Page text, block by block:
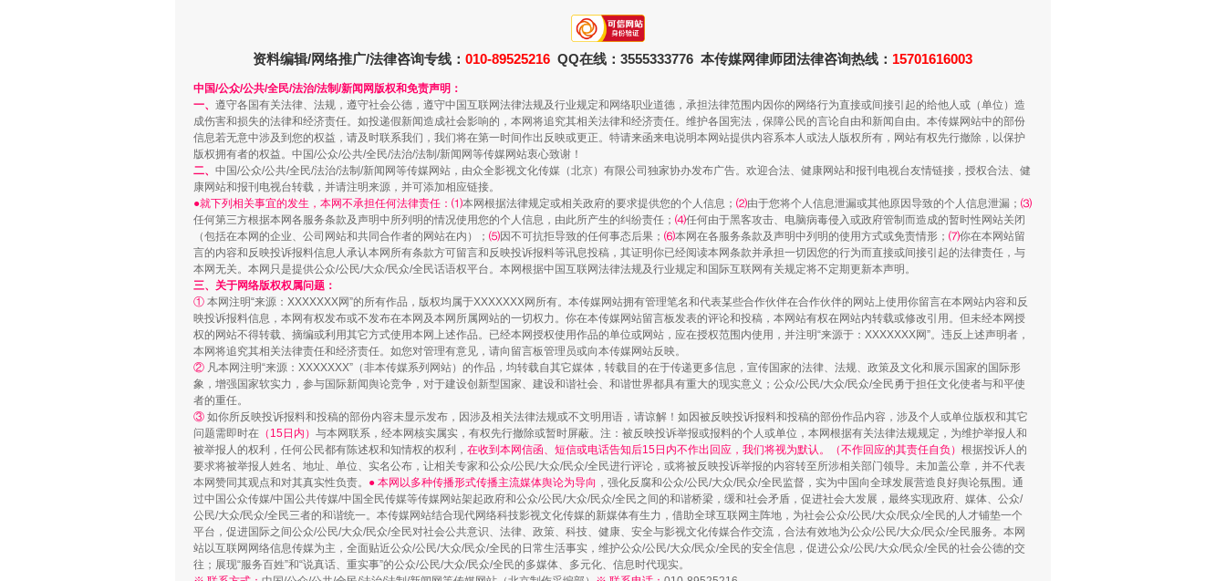
揭批美国五大"原罪" "炒鞋教程"里的骗局 习近平的“航天情”
解纷+调解+退费，一次搞定
珠宝鉴定乱象
重拳出击！专项整治午间酒驾
资料编辑/网络推广/法律咨询专线： 010-89525216 QQ在线：3555333776 本传媒网律师团法律咨询热线： 15701616003
中国/公众/公共/全民/法治/法制/新闻网版权和免责声明：
一、 遵守各国有关法律、法规，遵守社会公德，遵守中国互联网法律法规及行业规定和网络职业道德，承担法律范围内因你的网络行为直接或间接引起的给他人或（单位）造
成伤害和损失的法律和经济责任。如投递假新闻造成社会影响的，本网将追究其相关法律和经济责任。维护各国宪法，保障公民的言论自由和新闻自由。本传媒网站中的部份
信息若无意中涉及到您的权益，请及时联系我们，我们将在第一时间作出反映或更正。特请来函来电说明本网站提供内容系本人或法人版权所有，网站有权先行撤除，以保护
版权拥有者的权益。中国/公众/公共/全民/法治/法制/新闻网等传媒网站衷心致谢！
二、 中国/公众/公共/全民/法治/法制/新闻网等传媒网站，由众全影视文化传媒（北京）有限公司独家协办发布广告。欢迎合法、健康网站和报刊电视台友情链接，授权合法、健
康网站和报刊电视台转载，并请注明来源，并可添加相应链接。
●就下列相关事宜的发生，本网不承担任何法律责任：⑴本网根据法律规定或相关政府的要求提供您的个人信息； ⑵由于您将个人信息泄漏或其他原因导致的个人信息泄漏； ⑶
任何第三方根据本网各服务条款及声明中所列明的情况使用您的个人信息，由此所产生的纠纷责任； ⑷任何由于黑客攻击、电脑病毒侵入或政府管制而造成的暂时性网站关闭
（包括在本网的企业、公司网站和共同合作者的网站在内）； ⑸因不可抗拒导致的任何事态后果； ⑹本网在各服务条款及声明中列明的使用方式或免责情形； ⑺你在本网站留
言的内容和反映投诉报料信息人承认本网所有条款方可留言和反映投诉报料等讯息投稿，其证明你已经阅读本网条款并承担一切因您的行为而直接或间接引起的法律责任，与
本网无关。本网只是提供公众/公民/大众/民众/全民话语权平台。本网根据中国互联网法律法规及行业规定和国际互联网有关规定将不定期更新本声明。
三、关于网络版权权属问题：
① 本网注明“来源：XXXXXXX网”的所有作品，版权均属于XXXXXXX网所有。本传媒网站拥有管理笔名和代表某些合作伙伴在合作伙伴的网站上使用你留言在本网站内容和反
映投诉报料信息，本网有权发布或不发布在本网及本网所属网站的一切权力。你在本传媒网站留言板发表的评论和投稿，本网站有权在网站内转载或修改引用。但未经本网授
权的网站不得转载、摘编或利用其它方式使用本网上述作品。已经本网授权使用作品的单位或网站，应在授权范围内使用，并注明“来源于：XXXXXXX网”。违反上述声明者，
本网将追究其相关法律责任和经济责任。如您对管理有意见，请向留言板管理员或向本传媒网站反映。
② 凡本网注明“来源：XXXXXXX”（非本传媒系列网站）的作品，均转载自其它媒体，转载目的在于传递更多信息，宣传国家的法律、法规、政策及文化和展示国家的国际形
象，增强国家软实力，参与国际新闻舆论竞争，对于建设创新型国家、建设和谐社会、和谐世界都具有重大的现实意义；公众/公民/大众/民众/全民勇于担任文化使者与和平使
者的重任。
③ 如你所反映投诉报料和投稿的部份内容未显示发布，因涉及相关法律法规或不文明用语，请谅解！如因被反映投诉报料和投稿的部份作品内容，涉及个人或单位版权和其它
问题需即时在 （15日内） 与本网联系，经本网核实属实，有权先行撤除或暂时屏蔽。注：被反映投诉举报或报料的个人或单位，本网根据有关法律法规规定，为维护举报人和
被举报人的权利，任何公民都有陈述权和知情权的权利， 在收到本网信函、短信或电话告知后15日内不作出回应，我们将视为默认。（不作回应的其责任自负） 根据投诉人的
要求将被举报人姓名、地址、单位、实名公布，让相关专家和公众/公民/大众/民众/全民进行评论，或将被反映投诉举报的内容转至所涉相关部门领导。未加盖公章，并不代表
本网赞同其观点和对其真实性负责。 ● 本网以多种传播形式传播主流媒体舆论为导向 ，强化反腐和公众/公民/大众/民众/全民监督，实为中国向全球发展营造良好舆论氛围。通
过中国公众传媒/中国公共传媒/中国全民传媒等传媒网站架起政府和公众/公民/大众/民众/全民之间的和谐桥梁，缓和社会矛盾，促进社会大发展，最终实现政府、媒体、公众/
公民/大众/民众/全民三者的和谐统一。本传媒网站结合现代网络科技影视文化传媒的新媒体有生力，借助全球互联网主阵地，为社会公众/公民/大众/民众/全民的人才铺垫一个
平台，促进国际之间公众/公民/大众/民众/全民对社会公共意识、法律、政策、科技、健康、安全与影视文化传媒合作交流，合法有效地为公众/公民/大众/民众/全民服务。本网
站以互联网网络信息传媒为主，全面贴近公众/公民/大众/民众/全民的日常生活事实，维护公众/公民/大众/民众/全民的安全信息，促进公众/公民/大众/民众/全民的社会公德的交
往；展现“服务百姓”和“说真话、重实事”的公众/公民/大众/民众/全民的多媒体、多元化、信息时代现实。